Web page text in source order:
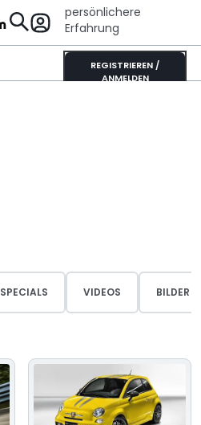
persönlichere
Erfahrung
REGISTRIEREN /
ANMELDEN
SPECIALS VIDEOS BILDER